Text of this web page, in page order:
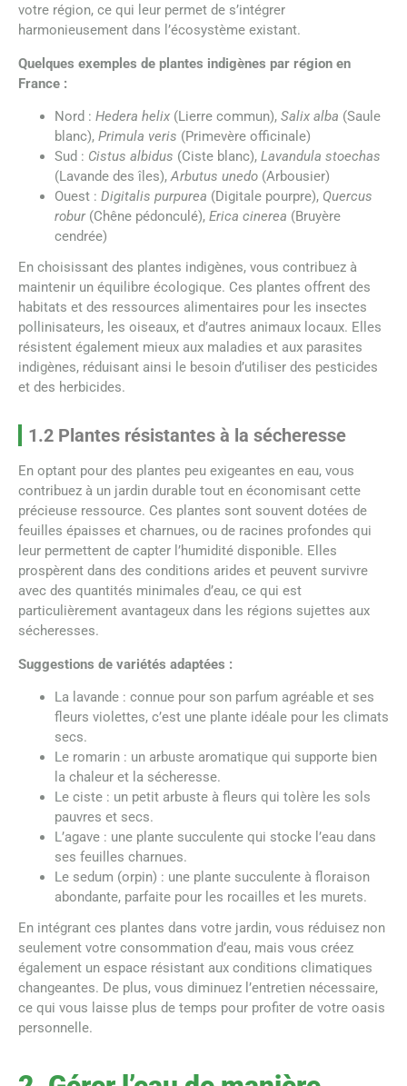
votre région, ce qui leur permet de s’intégrer
harmonieusement dans l’écosystème existant.
Quelques exemples de plantes indigènes par région en
France :
Nord : Hedera helix (Lierre commun), Salix alba (Saule
blanc), Primula veris (Primevère officinale)
Sud : Cistus albidus (Ciste blanc), Lavandula stoechas
(Lavande des îles),Arbutus unedo (Arbousier)
Ouest : Digitalis purpurea (Digitale pourpre), Quercus
robur(Chêne pédonculé), Erica cinerea (Bruyère
cendrée)
En choisissant des plantes indigènes, vous contribuez à
maintenir un équilibre écologique. Ces plantes offrent des
habitats et des ressources alimentaires pour les insectes
pollinisateurs, les oiseaux, et d’autres animaux locaux. Elles
résistent également mieux aux maladies et aux parasites
indigènes, réduisant ainsi le besoin d’utiliser des pesticides
et des herbicides.
1.2 Plantes résistantes à la sécheresse
En optant pour des plantes peu exigeantes en eau, vous
contribuez à un jardin durable tout en économisant cette
précieuse ressource. Ces plantes sont souvent dotées de
feuilles épaisses et charnues, ou de racines profondes qui
leur permettent de capter l’humidité disponible. Elles
prospèrent dans des conditions arides et peuvent survivre
avec des quantités minimales d’eau, ce qui est
particulièrement avantageux dans les régions sujettes aux
sécheresses.
Suggestions de variétés adaptées :
La lavande : connue pour son parfum agréable et ses
fleurs violettes, c’est une plante idéale pour les climats
secs.
Le romarin : un arbuste aromatique qui supporte bien
la chaleur et la sécheresse.
Le ciste : un petit arbuste à fleurs qui tolère les sols
pauvres et secs.
L’agave : une plante succulente qui stocke l’eau dans
ses feuilles charnues.
Le sedum (orpin) : une plante succulente à floraison
abondante, parfaite pour les rocailles et les murets.
En intégrant ces plantes dans votre jardin, vous réduisez non
seulement votre consommation d’eau, mais vous créez
également un espace résistant aux conditions climatiques
changeantes. De plus, vous diminuez l’entretien nécessaire,
ce qui vous laisse plus de temps pour profiter de votre oasis
personnelle.